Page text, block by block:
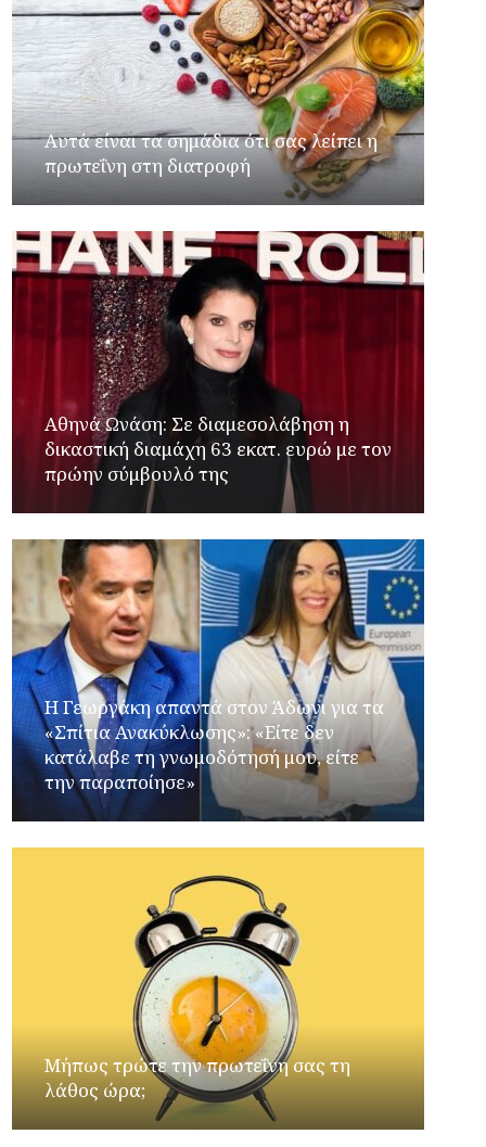
Αυτά είναι τα σημάδια ότι σας λείπει η
πρωτεΐνη στη διατροφή
Αθηνά Ωνάση: Σε διαμεσολάβηση η
δικαστική διαμάχη 63 εκατ. ευρώ με τον
πρώην σύμβουλό της
Η Γεωργάκη απαντά στον Άδωνι για τα
«Σπίτια Ανακύκλωσης»: «Είτε δεν
κατάλαβε τη γνωμοδότησή μου, είτε
την παραποίησε»
Μήπως τρώτε την πρωτεΐνη σας τη
λάθος ώρα;